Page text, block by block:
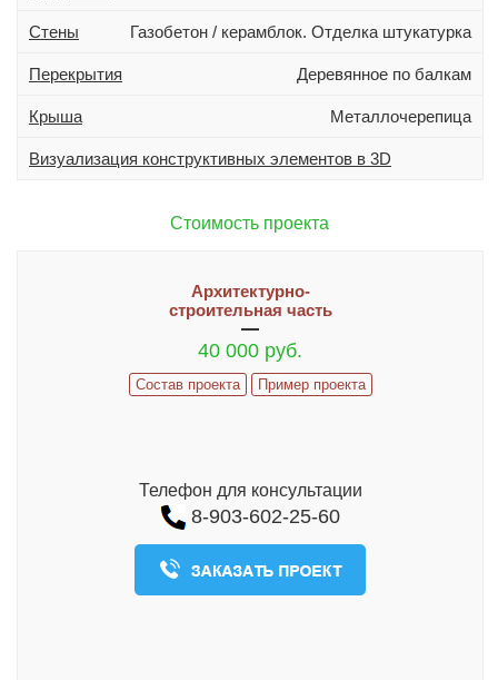
Дополнительно
Гараж
Эркер
Индивидуальное проектирование
Как заказать проект
Гарантии и сервис
Реализованные проекты
Стены Газобетон / керамблок. Отделка штукатурка
Перекрытия Деревянное по балкам
Крыша Металлочерепица
Визуализация конструктивных элементов в 3D
Стоимость проекта
Архитектурно-
строительная часть
40 000 руб.
Состав проекта Пример проекта
Телефон для консультации
8-903-602-25-60